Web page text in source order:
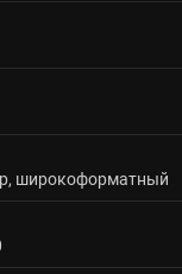
широкоформатный